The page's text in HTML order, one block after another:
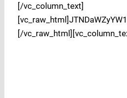
[/vc_column_text]
[/